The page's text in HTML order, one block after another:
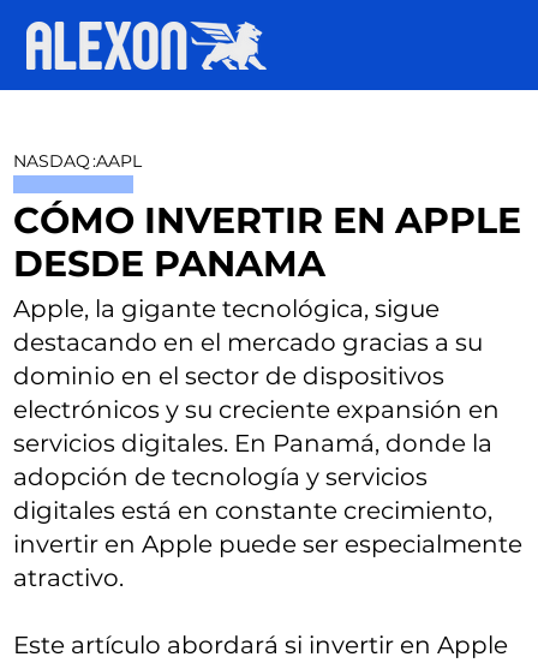
NASDAQ:AAPL
CÓMO INVERTIR EN APPLE
DESDE PANAMA
Apple, la gigante tecnológica, sigue
destacando en el mercado gracias a su
dominio en el sector de dispositivos
electrónicos y su creciente expansión en
servicios digitales. En Panamá, donde la
adopción de tecnología y servicios
digitales está en constante crecimiento,
invertir en Apple puede ser especialmente
atractivo.
Este artículo abordará si invertir en Apple